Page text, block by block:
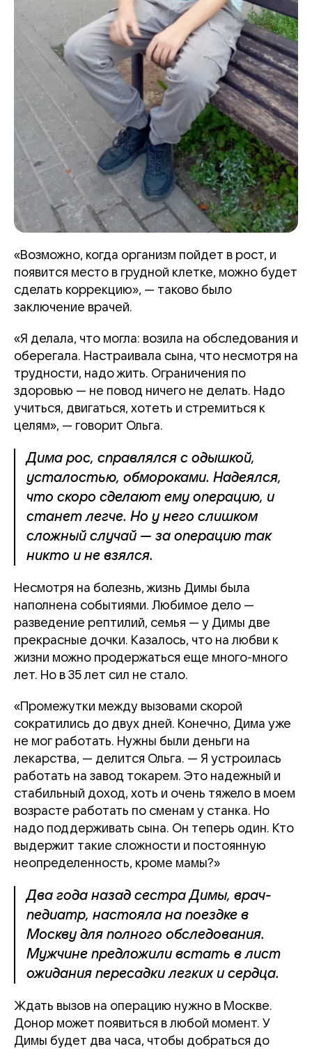
«Возможно, когда организм пойдет в рост, и
появится место в грудной клетке, можно будет
сделать коррекцию», — таково было
заключение врачей.
«Я делала, что могла: возила на обследования и
оберегала. Настраивала сына, что несмотря на
трудности, надо жить. Ограничения по
здоровью — не повод ничего не делать. Надо
учиться, двигаться, хотеть и стремиться к
целям», — говорит Ольга.
Дима рос, справлялся с одышкой,
усталостью, обмороками. Надеялся,
что скоро сделают ему операцию, и
станет легче. Но у него слишком
сложный случай — за операцию так
никто и не взялся.
Несмотря на болезнь, жизнь Димы была
наполнена событиями. Любимое дело —
разведение рептилий, семья — у Димы две
прекрасные дочки. Казалось, что на любви к
жизни можно продержаться еще много-много
лет. Но в 35 лет сил не стало.
«Промежутки между вызовами скорой
сократились до двух дней. Конечно, Дима уже
не мог работать. Нужны были деньги на
лекарства, — делится Ольга. — Я устроилась
работать на завод токарем. Это надежный и
стабильный доход, хоть и очень тяжело в моем
возрасте работать по сменам у станка. Но
надо поддерживать сына. Он теперь один. Кто
выдержит такие сложности и постоянную
неопределенность, кроме мамы?»
Два года назад сестра Димы, врач-
педиатр, настояла на поездке в
Москву для полного обследования.
Мужчине предложили встать в лист
ожидания пересадки легких и сердца.
Ждать вызов на операцию нужно в Москве.
Донор может появиться в любой момент. У
Димы будет два часа, чтобы добраться до